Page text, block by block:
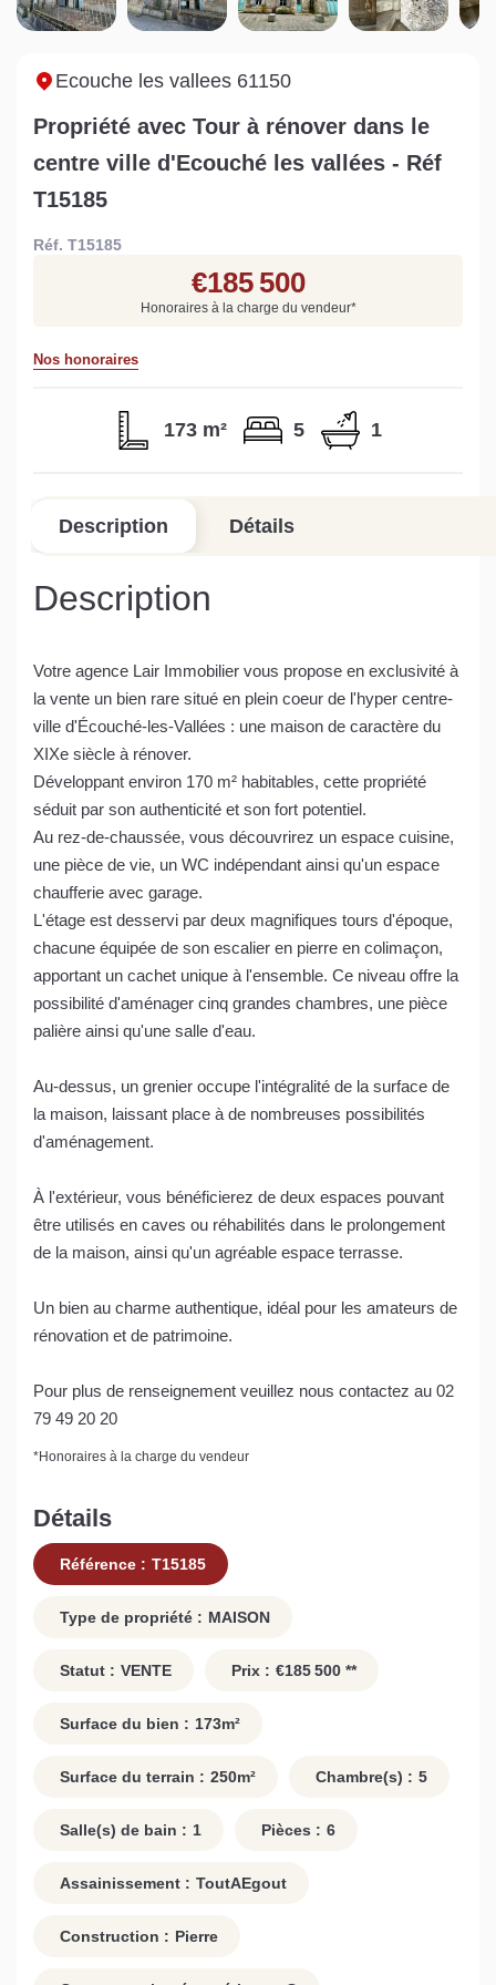
Sarthe pour booster sa
vente
quelles sont les
conséquences ?
Rapide et gratuit, recevez votre estimation
en quelques clics.
Estimer mon bien maintenant
Ecouche les vallees 61150
Propriété avec Tour à rénover dans le
centre ville d'Ecouché les vallées - Réf
T15185
Réf. T15185
€185 500
Honoraires à la charge du vendeur*
Nos honoraires
173 m² 5 1
Description Détails
Description
Votre agence Lair Immobilier vous propose en exclusivité à
la vente un bien rare situé en plein coeur de l'hyper centre-
ville d'Écouché-les-Vallées : une maison de caractère du
XIXe siècle à rénover.
Développant environ 170 m² habitables, cette propriété
séduit par son authenticité et son fort potentiel.
Au rez-de-chaussée, vous découvrirez un espace cuisine,
une pièce de vie, un WC indépendant ainsi qu'un espace
chaufferie avec garage.
L'étage est desservi par deux magnifiques tours d'époque,
chacune équipée de son escalier en pierre en colimaçon,
apportant un cachet unique à l'ensemble. Ce niveau offre la
possibilité d'aménager cinq grandes chambres, une pièce
palière ainsi qu'une salle d'eau.
Au-dessus, un grenier occupe l'intégralité de la surface de
la maison, laissant place à de nombreuses possibilités
d'aménagement.
À l'extérieur, vous bénéficierez de deux espaces pouvant
être utilisés en caves ou réhabilités dans le prolongement
de la maison, ainsi qu'un agréable espace terrasse.
Un bien au charme authentique, idéal pour les amateurs de
rénovation et de patrimoine.
Pour plus de renseignement veuillez nous contactez au 02
79 49 20 20
*Honoraires à la charge du vendeur
Détails
Référence : T15185
Type de propriété : MAISON
Statut : VENTE Prix : €185 500 **
Surface du bien : 173m²
Surface du terrain : 250m² Chambre(s) : 5
Salle(s) de bain : 1 Pièces : 6
Assainissement : ToutAEgout
Construction : Pierre